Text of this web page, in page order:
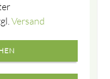
Versand